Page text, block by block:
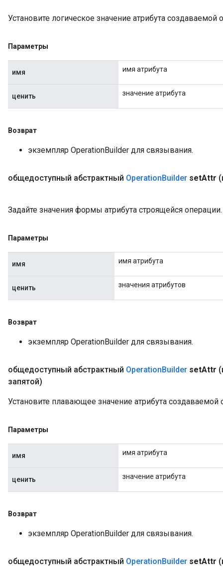
Установите логическое значение атрибута создаваемой
Параметры
имя имя атрибута
ценить значение атрибута
Возврат
экземпляр OperationBuilder для связывания.
общедоступный абстрактный OperationBuilder setAttr
Задайте значения формы атрибута строящейся операции.
Параметры
имя имя атрибута
ценить значения атрибутов
Возврат
экземпляр OperationBuilder для связывания.
общедоступный абстрактный OperationBuilder setAttr
запятой)
Установите плавающее значение атрибута создаваемой
Параметры
имя имя атрибута
ценить значение атрибута
Возврат
экземпляр OperationBuilder для связывания.
общедоступный абстрактный OperationBuilder setAttr